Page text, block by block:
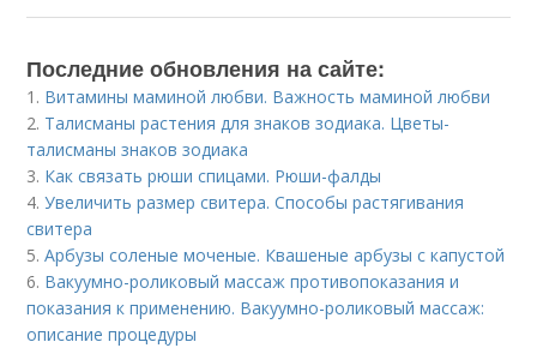
Последние обновления на сайте:
1. Витамины маминой любви. Важность маминой любви
2. Талисманы растения для знаков зодиака. Цветы-
талисманы знаков зодиака
3. Как связать рюши спицами. Рюши-фалды
4.Увеличить размер свитера. Способы растягивания
свитера
5.Арбузы соленые моченые. Квашеные арбузы с капустой
6. Вакуумно-роликовый массаж противопоказания и
показания к применению. Вакуумно-роликовый массаж:
описание процедуры